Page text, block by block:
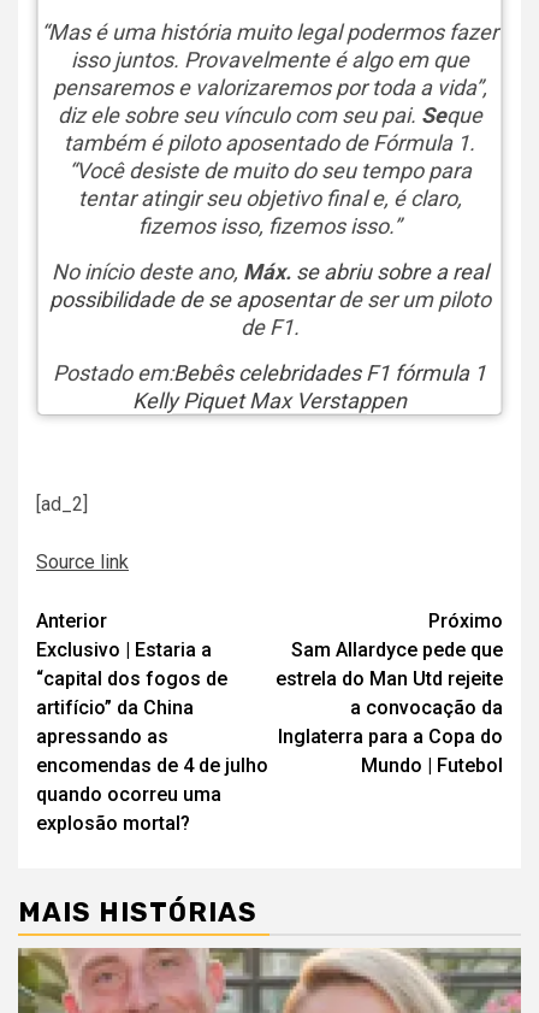
“Mas é uma história muito legal podermos fazer
isso juntos. Provavelmente é algo em que
pensaremos e valorizaremos por toda a vida”,
diz ele sobre seu vínculo com seu pai. Seque
também é piloto aposentado de Fórmula 1.
“Você desiste de muito do seu tempo para
tentar atingir seu objetivo final e, é claro,
fizemos isso, fizemos isso.”
No início deste ano, Máx. se abriu sobre a real
possibilidade de se aposentarde ser um piloto
de F1.
Postado em:Bebês celebridades F1 fórmula 1
Kelly Piquet Max Verstappen
[ad_2]
Source link
Navegação
de
artigos
Anterior
Exclusivo | Estaria a
“capital dos fogos de
artifício” da China
apressando as
encomendas de 4 de julho
quando ocorreu uma
explosão mortal?
Próximo
Sam Allardyce pede que
estrela do Man Utd rejeite
a convocação da
Inglaterra para a Copa do
Mundo | Futebol
MAIS HISTÓRIAS